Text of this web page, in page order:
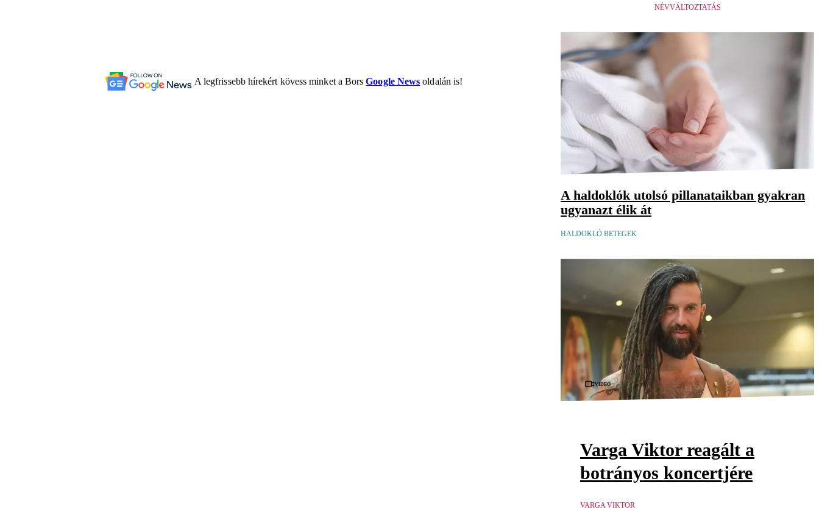
A legfrissebb hírekért kövess minket a BorsGoogle News oldalán is!
NÉVVÁLTOZTATÁS
A haldoklók utolsó pillanataikban gyakran
ugyanazt élik át
HALDOKLÓ BETEGEK
Videó
Varga Viktor reagált a
botrányos koncertjére
VARGA VIKTOR